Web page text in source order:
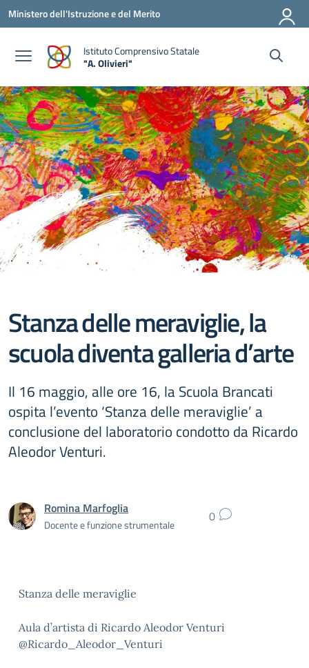
Vai ai contenuti
Vai al menu di navigazione
Vai al footer
Ministero dell'Istruzione e del Merito
Istituto Comprensivo Statale
"A. Olivieri"
Stanza delle meraviglie, la
scuola diventa galleria d’arte
Il 16 maggio, alle ore 16, la Scuola Brancati
ospita l’evento ‘Stanza delle meraviglie’ a
conclusione del laboratorio condotto da Ricardo
Aleodor Venturi.
Romina Marfoglia
Docente e funzione strumentale 0
Stanza delle meraviglie
Aula d’artista di Ricardo Aleodor Venturi
@Ricardo_Aleodor_Venturi